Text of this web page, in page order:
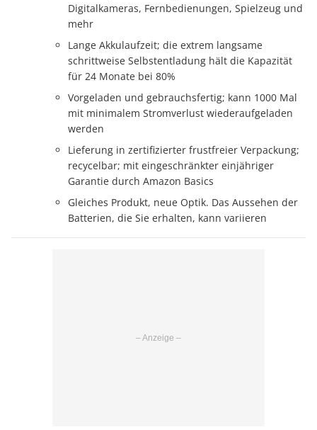
Digitalkameras, Fernbedienungen, Spielzeug und
mehr
Lange Akkulaufzeit; die extrem langsame
schrittweise Selbstentladung hält die Kapazität
für 24 Monate bei 80%
Vorgeladen und gebrauchsfertig; kann 1000 Mal
mit minimalem Stromverlust wiederaufgeladen
werden
Lieferung in zertifizierter frustfreier Verpackung;
recycelbar; mit eingeschränkter einjähriger
Garantie durch Amazon Basics
Gleiches Produkt, neue Optik. Das Aussehen der
Batterien, die Sie erhalten, kann variieren